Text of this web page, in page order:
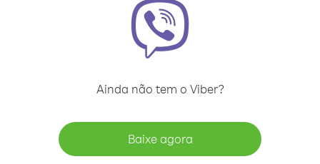
Ainda não tem o Viber?
Baixe agora